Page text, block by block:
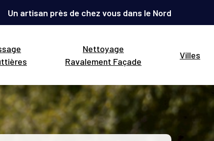
Un artisan près de chez vous dans le Nord
Nettoyage
Ravalement Façade
Villes